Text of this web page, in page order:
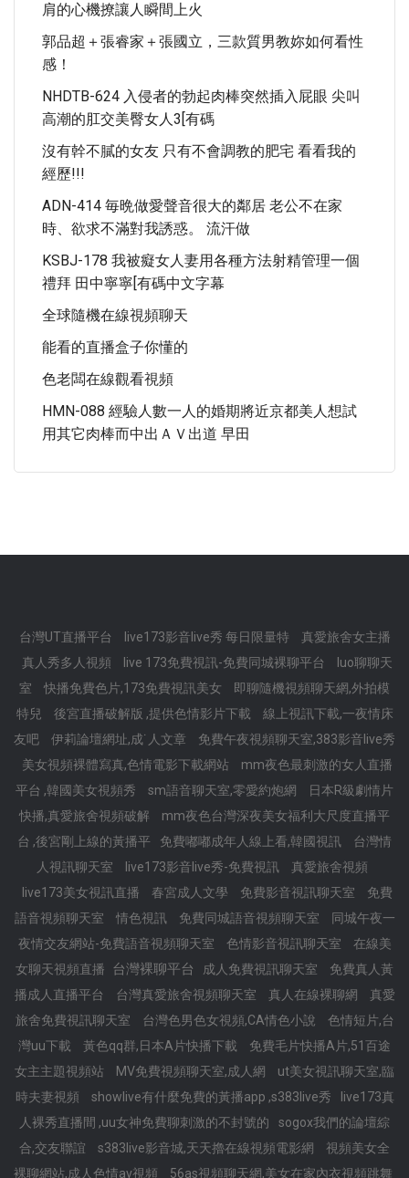
肩的心機撩讓人瞬間上火
郭品超＋張睿家＋張國立，三款質男教妳如何看性
感！
NHDTB-624 入侵者的勃起肉棒突然插入屁眼 尖叫
高潮的肛交美臀女人3[有碼
沒有幹不膩的女友 只有不會調教的肥宅 看看我的
經歷!!!
ADN-414 毎晩做愛聲音很大的鄰居 老公不在家
時、欲求不滿對我誘惑。 流汗做
KSBJ-178 我被癡女人妻用各種方法射精管理一個
禮拜 田中寧寧[有碼中文字幕
全球隨機在線視頻聊天
能看的直播盒子你懂的
色老闆在線觀看視頻
HMN-088 經驗人數一人的婚期將近京都美人想試
用其它肉棒而中出ＡＶ出道 早田
台灣UT直播平台 live173影音live秀 每日限量特
真愛旅舍女主播
真人秀多人視頻
live 173免費視訊-免費同城裸聊平台
luo聊聊天
室
快播免費色片,173免費視訊美女
即聊隨機視頻聊天網,外拍模
特兒
後宮直播破解版 ,提供色情影片下載
線上視訊下載,一夜情床
友吧
伊莉論壇網址,成˙人文章
免費午夜視頻聊天室,383影音live秀
美女視頻裸體寫真,色情電影下載網站
mm夜色最刺激的女人直播
平台 ,韓國美女視頻秀
sm語音聊天室,零愛約炮網
日本R級劇情片
快播,真愛旅舍視頻破解
mm夜色台灣深夜美女福利大尺度直播平
台 ,後宮剛上線的黃播平
免費嘟嘟成年人線上看,韓國視訊
台灣情
人視訊聊天室
live173影音live秀-免費視訊
真愛旅舍視頻
live173美女視訊直播
春宮成人文學 免費影音視訊聊天室
免費
語音視頻聊天室
情色視訊 免費同城語音視頻聊天室
同城午夜一
夜情交友網站-免費語音視頻聊天室
色情影音視訊聊天室
在線美
女聊天視頻直播
台灣裸聊平台 成人免費視訊聊天室
免費真人黃
播成人直播平台
台灣真愛旅舍視頻聊天室 真人在線裸聊網
真愛
旅舍免費視訊聊天室
台灣色男色女視頻,CA情色小說
色情短片,台
灣uu下載
黃色qq群,日本A片快播下載
免費毛片快播A片,51百途
女主主題視頻站
MV免費視頻聊天室,成人網
ut美女視訊聊天室,臨
時夫妻視頻
showlive有什麼免費的黃播app ,s383live秀
live173真
人裸秀直播間 ,uu女神免費聊刺激的不封號的
sogox我們的論壇綜
合,交友聯誼
s383live影音城,天天擼在線視頻電影網
視頻美女全
裸聊網站,成人色情av視頻
56as視頻聊天網,美女在家內衣視頻跳舞